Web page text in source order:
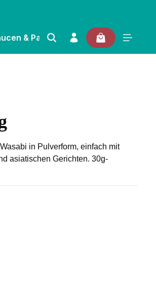
& Pasten Gewürze & Kräuter
in Pulverform, einfach mit
asiatischen Gerichten. 30g-